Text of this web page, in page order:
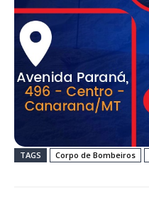
TAGS Corpo de Bombeiros